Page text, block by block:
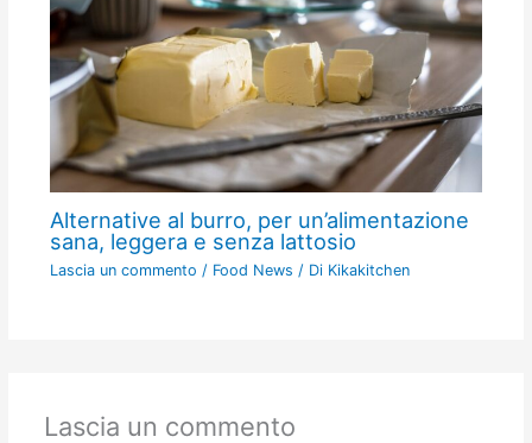
Alternative al burro, per un’alimentazione
sana, leggera e senza lattosio
Lascia un commento / Food News / Di Kikakitchen
Lascia un commento